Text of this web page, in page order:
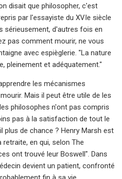
disait que philosopher, c'est
par l'essayiste du XVIe siècle
sérieusement, d'autres fois en
pas comment mourir, ne vous
avec espièglerie. "La nature
pleinement et adéquatement."
les mécanismes
Mais il peut être utile de les
philosophes n'ont pas compris
pas à la satisfaction de tout le
plus de chance ? Henry Marsh est
en qui, selon The
ont trouvé leur Boswell". Dans
devient un patient, confronté